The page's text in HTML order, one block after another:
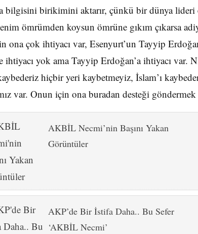
bilgisini birikimini aktarır, çünkü bir dünya
ömrümden koysun ömrüne gıkım çıkarsa
ona çok ihtiyacı var, Esenyurt’un Tayyip
yok ama Tayyip Erdoğan’a ihtiyacı var.
hiçbir yeri kaybetmeyiz, İslam’ı
var. Onun için ona buradan desteği göndermek
AKBİL Necmi’nin Başını Yakan
Görüntüler
AKP’de Bir İstifa Daha.. Bu Sefer
‘AKBİL Necmi’